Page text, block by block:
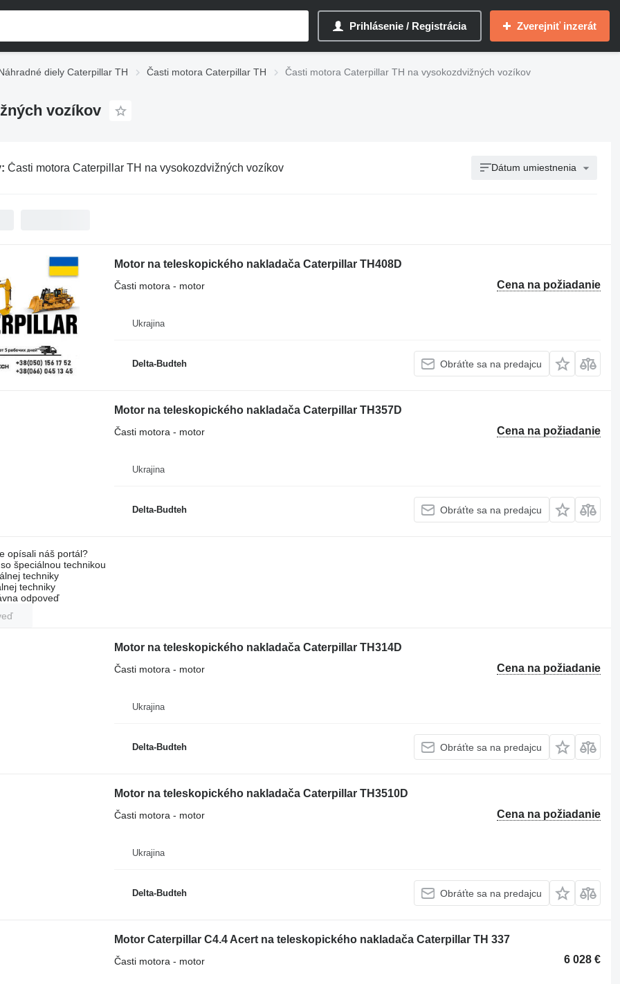
Prihlásenie / Registrácia Zverejniť inzerát
diely Caterpillar TH Časti motora Caterpillar TH Časti motora Caterpillar TH na vysokozdvižných vozíkov
vozíkov
Časti motora Caterpillar TH na vysokozdvižných vozíkov Dátum umiestnenia
Motor na teleskopického nakladača Caterpillar TH408D
Cena na požiadanie
Časti motora - motor
Ukrajina
Delta-Budteh Obráťte sa na predajcu
Motor na teleskopického nakladača Caterpillar TH357D
Cena na požiadanie
Časti motora - motor
Ukrajina
Delta-Budteh Obráťte sa na predajcu
opísali náš portál?
špeciálnou technikou
techniky
techniky
odpoveď
Motor na teleskopického nakladača Caterpillar TH314D
Cena na požiadanie
Časti motora - motor
Ukrajina
Delta-Budteh Obráťte sa na predajcu
Motor na teleskopického nakladača Caterpillar TH3510D
Cena na požiadanie
Časti motora - motor
Ukrajina
Delta-Budteh Obráťte sa na predajcu
Motor Caterpillar C4.4 Acert na teleskopického nakladača Caterpillar TH 337
6 028 €
Časti motora - motor